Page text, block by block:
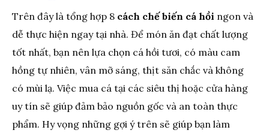
Trên đây là tổng hợp 8 cách chế biến cá hồi ngon và
dễ thực hiện ngay tại nhà. Để món ăn đạt chất lượng
tốt nhất, bạn nên lựa chọn cá hồi tươi, có màu cam
hồng tự nhiên, vân mỡ sáng, thịt săn chắc và không
có mùi lạ. Việc mua cá tại các siêu thị hoặc cửa hàng
uy tín sẽ giúp đảm bảo nguồn gốc và an toàn thực
phẩm. Hy vọng những gợi ý trên sẽ giúp bạn làm